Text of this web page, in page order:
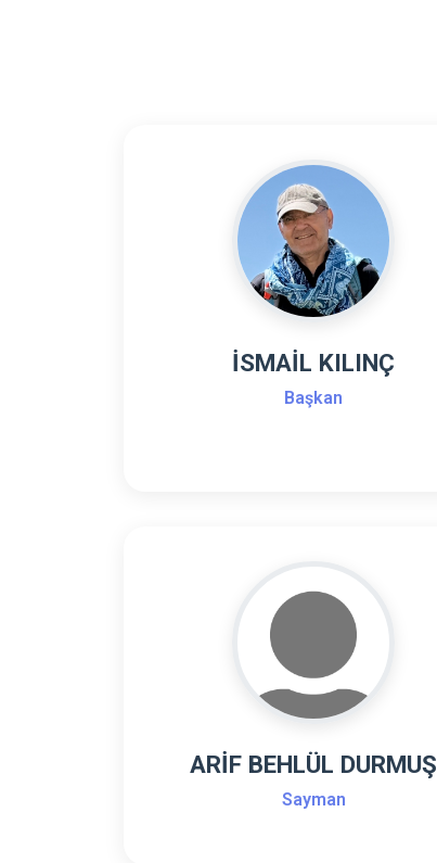
İSMAİL KILINÇ
Başkan
ARİF BEHLÜL DURMUŞ
Sayman